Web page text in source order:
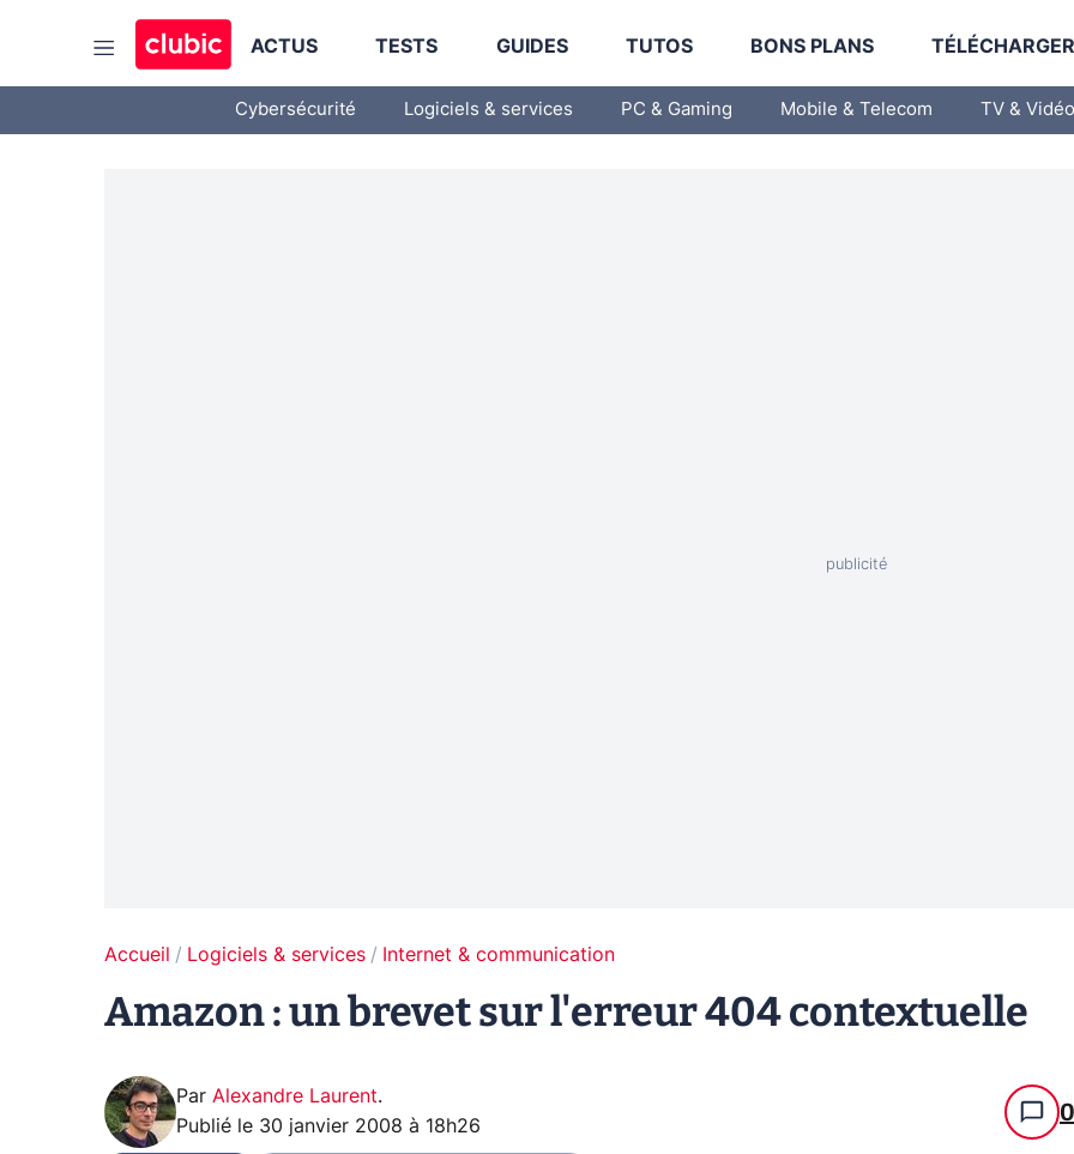
ACTUS TESTS GUIDES TUTOS BONS PLANS
Cybersécurité Logiciels & services PC & Gaming Mobile & Telecom TV & Vidéo
Accueil Logiciels & services Internet & communication
Amazon : un brevet sur l'erreur 404 contextuelle
Par Alexandre Laurent.
Publié le 30 janvier 2008 à 18h26 0